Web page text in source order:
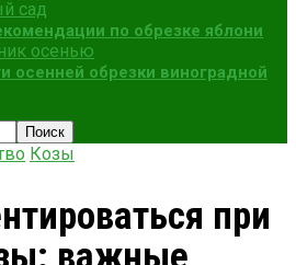
по обрезке яблони
осенней обрезки виноградной
Козы
при